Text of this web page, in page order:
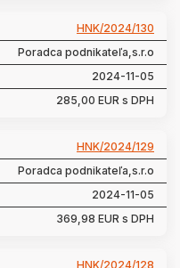
HNK/2024/130
Poradca podnikateľa,s.r.o
2024-11-05
285,00 EUR s DPH
HNK/2024/129
Poradca podnikateľa,s.r.o
2024-11-05
369,98 EUR s DPH
HNK/2024/128